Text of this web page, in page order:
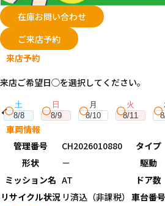
在庫お問い合わせ
ご来店予約
来店予約
来店ご希望日◯を選択してください。
土
8/8
日
8/9
月
8/10
火
8/11
車両情報
管理番号
CH2026010880 タイプ
形状
－ 駆動
ミッション名 AT ドア数
リサイクル状況 リ済込（非課税） 車台番号